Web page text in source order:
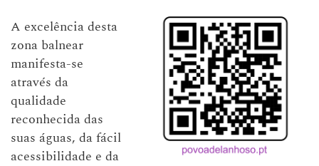
A excelência desta
zona balnear
manifesta-se
através da
qualidade
reconhecida das
suas águas, da fácil
acessibilidade e da